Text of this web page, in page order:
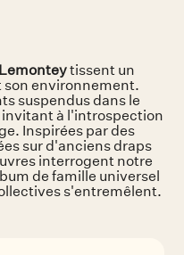
tissent un
son environnement.
suspendus dans le
à l'introspection
Inspirées par des
sur d'anciens draps
interrogent notre
de famille universel
s'entremêlent.